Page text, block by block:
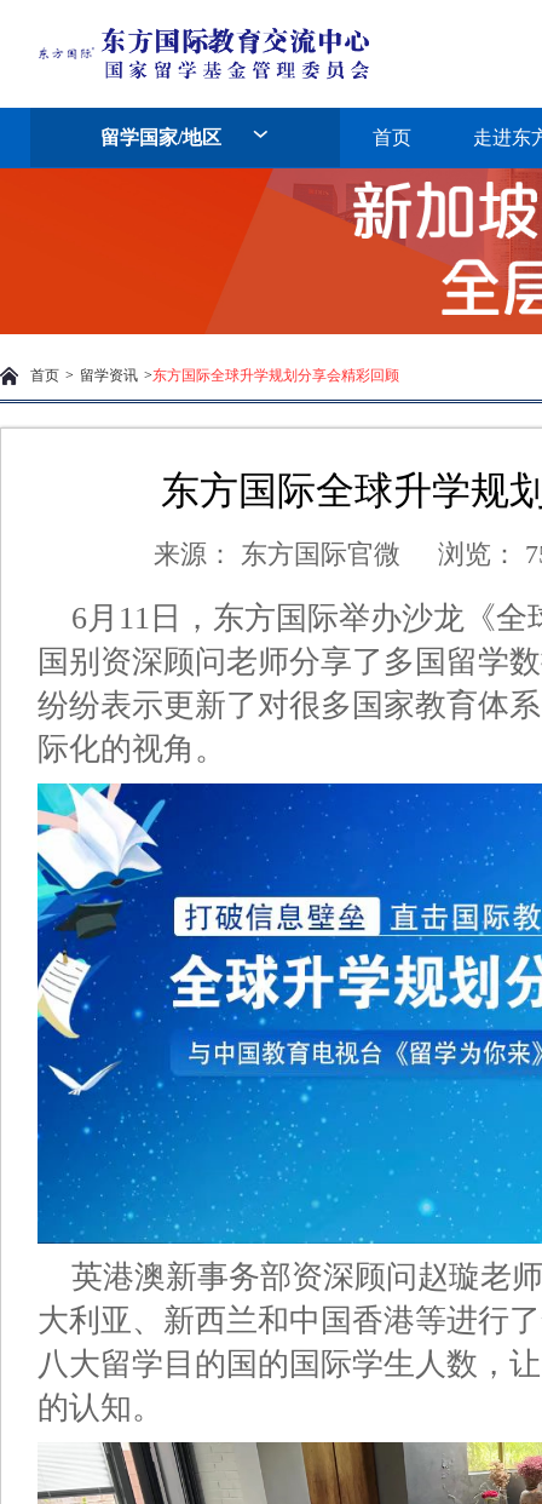
留学国家/地区 首页 走进东
首页 > 留学资讯 >东方国际全球升学规划分享会精彩回顾
东方国际全球升学规
来源： 东方国际官微 浏览：
6月11日，东方国际举办沙龙《
国别资深顾问老师分享了多国留学
纷纷表示更新了对很多国家教育体
际化的视角。
英港澳新事务部资深顾问赵璇老
大利亚、新西兰和中国香港等进行
八大留学目的国的国际学生人数，
的认知。